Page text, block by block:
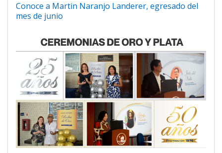
Conoce a Martin Naranjo Landerer, egresado del
mes de junio